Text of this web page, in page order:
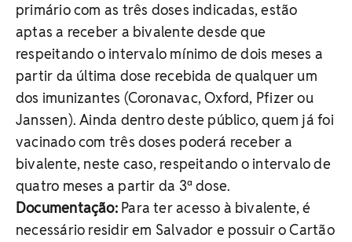
primário com as três doses indicadas, estão
aptas a receber a bivalente desde que
respeitando o intervalo mínimo de dois meses a
partir da última dose recebida de qualquer um
dos imunizantes (Coronavac, Oxford, Pfizer ou
Janssen). Ainda dentro deste público, quem já foi
vacinado com três doses poderá receber a
bivalente, neste caso, respeitando o intervalo de
quatro meses a partir da 3ª dose.
Documentação: Para ter acesso à bivalente, é
necessário residir em Salvador e possuir o Cartão